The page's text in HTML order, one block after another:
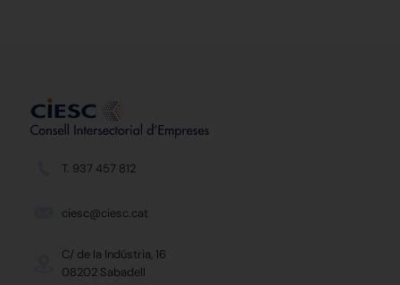
T. 937 457 812
ciesc@ciesc.cat
C/ de la Indústria, 16
08202 Sabadell